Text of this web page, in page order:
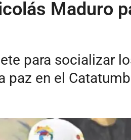
Maduro
para socializar
paz en el